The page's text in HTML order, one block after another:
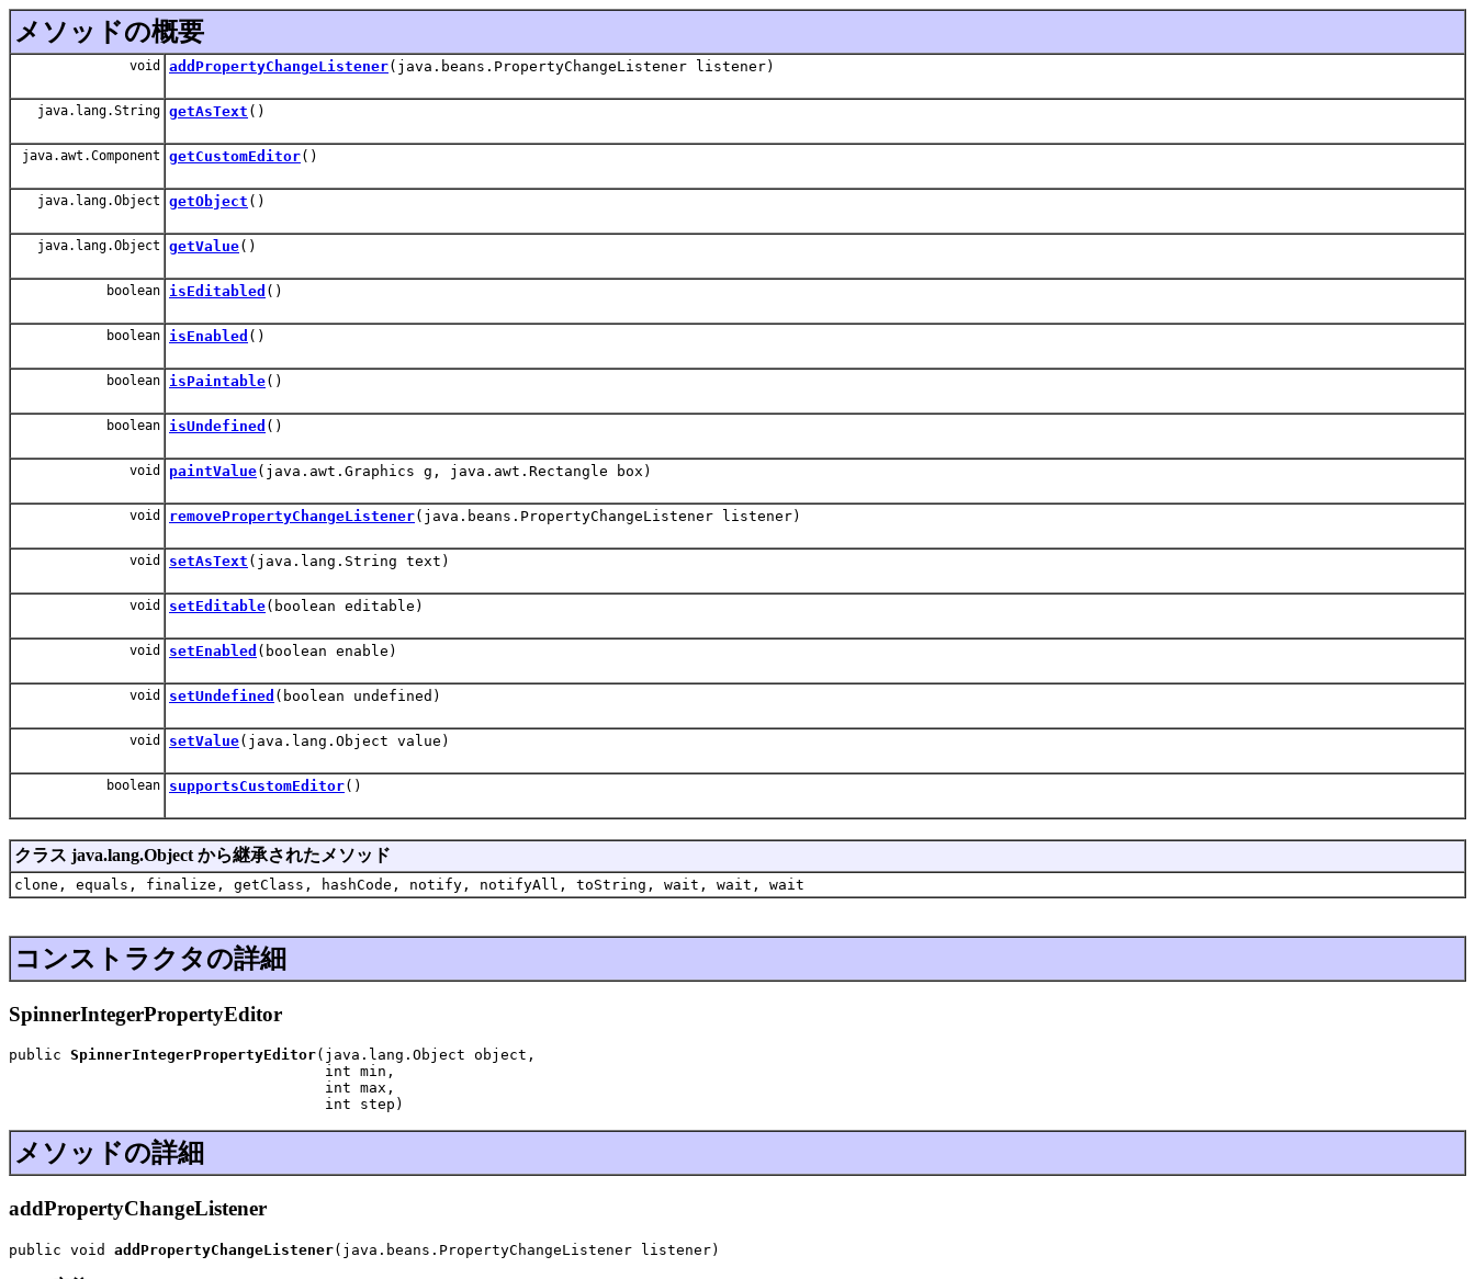
メソッドの概要
void addPropertyChangeListener(java.beans.PropertyChangeListener listener)
java.lang.String getAsText ()
java.awt.Component getCustomEditor()
java.lang.Object getObject ()
java.lang.Object getValue()
boolean isEditabled ()
boolean isEnabled ()
boolean isPaintable()
boolean isUndefined ()
void paintValue(java.awt.Graphics g, java.awt.Rectangle box)
void removePropertyChangeListener(java.beans.PropertyChangeListener listener)
void setAsText (java.lang.String text)
void setEditable(boolean editable)
void setEnabled (boolean enable)
void setUndefined (boolean undefined)
void setValue(java.lang.Object value)
boolean supportsCustomEditor()
クラス java.lang.Object から継承されたメソッド
clone, equals, finalize, getClass, hashCode, notify, notifyAll, toString, wait, wait, wait
コンストラクタの詳細
SpinnerIntegerPropertyEditor
public SpinnerIntegerPropertyEditor(java.lang.Object object,
                                    int min,
                                    int max,
                                    int step)
メソッドの詳細
addPropertyChangeListener
public void addPropertyChangeListener(java.beans.PropertyChangeListener listener)